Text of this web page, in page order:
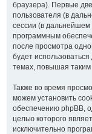
браузера). Первые
пользователя (в
сессии (в
программным
после просмотра
будет
темах, повышая
Также во время
можем установить
обеспечению phpBB,
целью которого
исключительно